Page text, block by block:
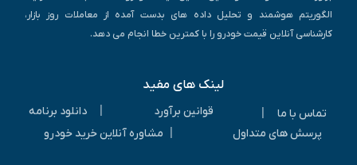
الگوریتم هوشمند و تحلیل داده های بدست آمده از معاملات روز بازار،
کارشناسی آنلاین قیمت خودرو را با کمترین خطا انجام می دهد.
لینک های مفید
تماس با ما قوانین برآورد
دانلود برنامه
پرسش های متداول
مشاوره آنلاین خرید خودرو